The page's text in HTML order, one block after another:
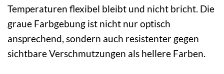
Temperaturen flexibel bleibt und nicht bricht. Die
graue Farbgebung ist nicht nur optisch
ansprechend, sondern auch resistenter gegen
sichtbare Verschmutzungen als hellere Farben.